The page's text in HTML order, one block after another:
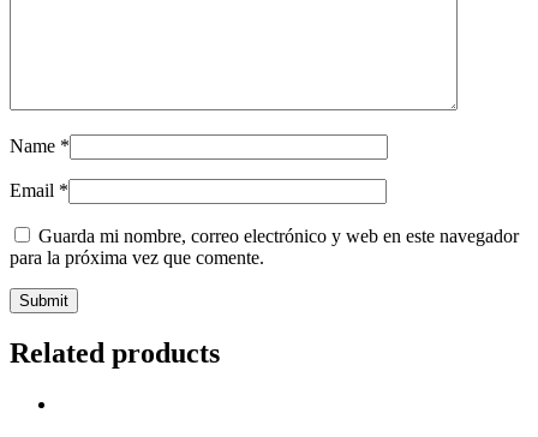
Name *
Email *
Guarda mi nombre, correo electrónico y web en este navegador
para la próxima vez que comente.
Related products